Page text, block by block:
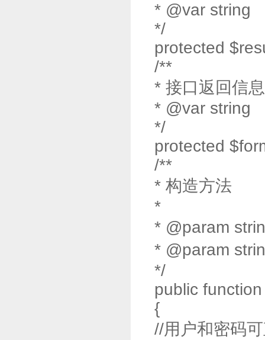
* @var string
*/
protected
/**
* 接口返回信
* @var string
*/
protected
/**
* 构造方法
*
* @param
* @param
*/
public
{
//用户和密码